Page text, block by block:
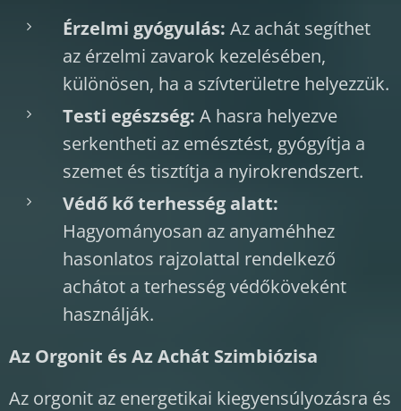
Érzelmi gyógyulás: Az achát segíthet
az érzelmi zavarok kezelésében,
különösen, ha a szívterületre helyezzük.
Testi egészség: A hasra helyezve
serkentheti az emésztést, gyógyítja a
szemet és tisztítja a nyirokrendszert.
Védő kő terhesség alatt:
Hagyományosan az anyaméhhez
hasonlatos rajzolattal rendelkező
achátot a terhesség védőköveként
használják.
Az Orgonit és Az Achát Szimbiózisa
Az orgonit az energetikai kiegyensúlyozásra és